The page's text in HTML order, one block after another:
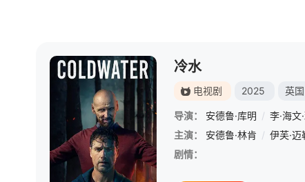
冷水
电视剧 2025 英国
导演： 安德鲁·库明 / 李·海文
主演：
安德鲁·林肯 / 伊芙·迈
剧情：